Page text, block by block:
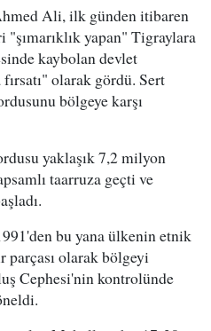
Ali, ilk günden itibaren
"şımarıklık yapan" Tigraylara
kaybolan devlet
olarak gördü. Sert
bölgeye karşı
yaklaşık 7,2 milyon
taarruza geçti ve
bu yana ülkenin etnik
parçası olarak bölgeyi
Cephesi'nin kontrolünde